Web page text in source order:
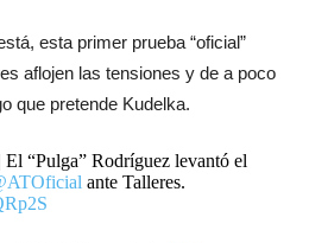
esta primer prueba “oficial”
aflojen las tensiones y de a poco
que pretende Kudelka.
| El “Pulga” Rodríguez levantó el
ante Talleres.